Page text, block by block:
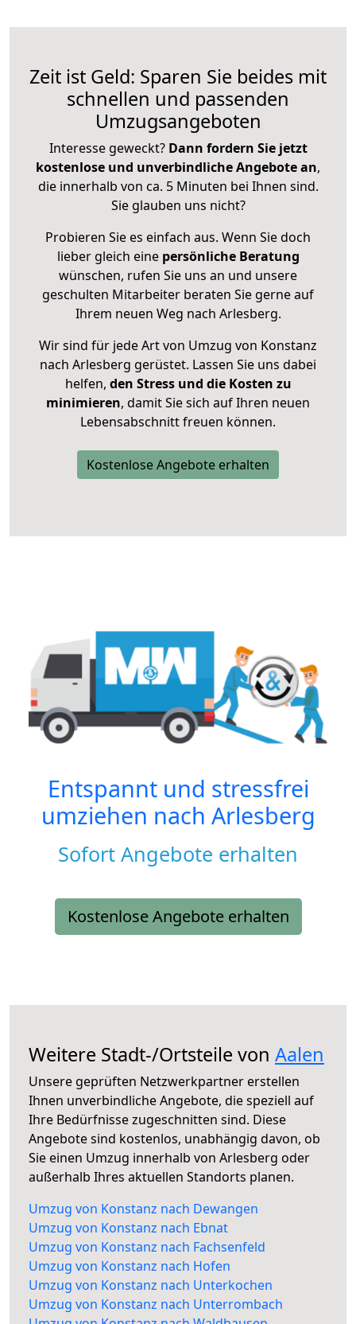
Zeit ist Geld: Sparen Sie beides mit
schnellen und passenden
Umzugsangeboten
Interesse geweckt? Dann fordern Sie jetzt
kostenlose und unverbindliche Angebote an,
die innerhalb von ca. 5 Minuten bei Ihnen sind.
Sie glauben uns nicht?
Probieren Sie es einfach aus. Wenn Sie doch
lieber gleich eine persönliche Beratung
wünschen, rufen Sie uns an und unsere
geschulten Mitarbeiter beraten Sie gerne auf
Ihrem neuen Weg nach Arlesberg.
Wir sind für jede Art von Umzug von Konstanz
nach Arlesberg gerüstet. Lassen Sie uns dabei
helfen, den Stress und die Kosten zu
minimieren, damit Sie sich auf Ihren neuen
Lebensabschnitt freuen können.
Kostenlose Angebote erhalten
Entspannt und stressfrei
umziehen nach Arlesberg
Sofort Angebote erhalten
Kostenlose Angebote erhalten
Weitere Stadt-/Ortsteile von Aalen
Unsere geprüften Netzwerkpartner erstellen
Ihnen unverbindliche Angebote, die speziell auf
Ihre Bedürfnisse zugeschnitten sind. Diese
Angebote sind kostenlos, unabhängig davon, ob
Sie einen Umzug innerhalb von Arlesberg oder
außerhalb Ihres aktuellen Standorts planen.
Umzug von Konstanz nach Dewangen
Umzug von Konstanz nach Ebnat
Umzug von Konstanz nach Fachsenfeld
Umzug von Konstanz nach Hofen
Umzug von Konstanz nach Unterkochen
Umzug von Konstanz nach Unterrombach